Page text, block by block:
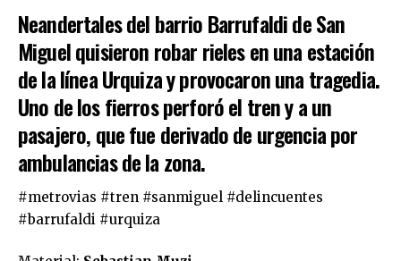
Neandertales del barrio Barrufaldi de San
Miguel quisieron robar rieles en una estación
de la línea Urquiza y provocaron una tragedia.
Uno de los fierros perforó el tren y a un
pasajero, que fue derivado de urgencia por
ambulancias de la zona.
#metrovias #tren #sanmiguel #delincuentes
#barrufaldi #urquiza